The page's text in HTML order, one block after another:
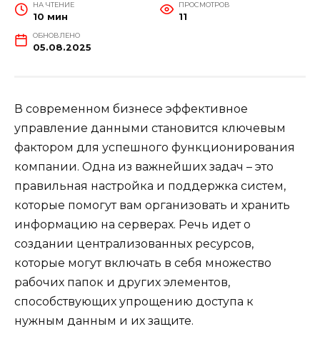
НА ЧТЕНИЕ
10 мин
ПРОСМОТРОВ
11
ОБНОВЛЕНО
05.08.2025
В современном бизнесе эффективное
управление данными становится ключевым
фактором для успешного функционирования
компании. Одна из важнейших задач – это
правильная настройка и поддержка систем,
которые помогут вам организовать и хранить
информацию на серверах. Речь идет о
создании централизованных ресурсов,
которые могут включать в себя множество
рабочих папок и других элементов,
способствующих упрощению доступа к
нужным данным и их защите.